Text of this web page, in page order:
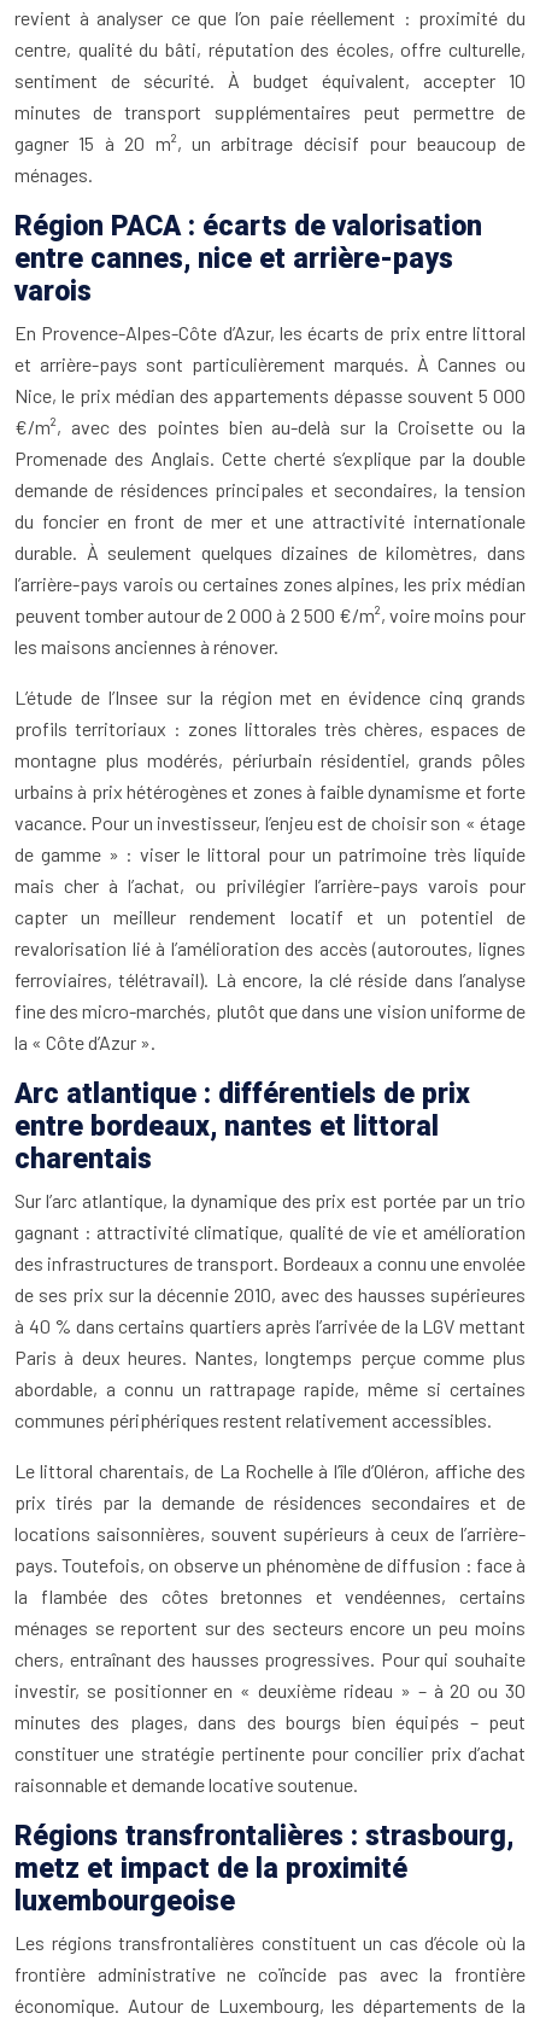
revient à analyser ce que l’on paie réellement : proximité du
centre, qualité du bâti, réputation des écoles, offre culturelle,
sentiment de sécurité. À budget équivalent, accepter 10
minutes de transport supplémentaires peut permettre de
gagner 15 à 20 m², un arbitrage décisif pour beaucoup de
ménages.
Région PACA : écarts de valorisation
entre cannes, nice et arrière-pays
varois
En Provence-Alpes-Côte d’Azur, les écarts de prix entre littoral
et arrière-pays sont particulièrement marqués. À Cannes ou
Nice, le prix médian des appartements dépasse souvent 5 000
€/m², avec des pointes bien au-delà sur la Croisette ou la
Promenade des Anglais. Cette cherté s’explique par la double
demande de résidences principales et secondaires, la tension
du foncier en front de mer et une attractivité internationale
durable. À seulement quelques dizaines de kilomètres, dans
l’arrière-pays varois ou certaines zones alpines, les prix médian
peuvent tomber autour de 2 000 à 2 500 €/m², voire moins pour
les maisons anciennes à rénover.
L’étude de l’Insee sur la région met en évidence cinq grands
profils territoriaux : zones littorales très chères, espaces de
montagne plus modérés, périurbain résidentiel, grands pôles
urbains à prix hétérogènes et zones à faible dynamisme et forte
vacance. Pour un investisseur, l’enjeu est de choisir son « étage
de gamme » : viser le littoral pour un patrimoine très liquide
mais cher à l’achat, ou privilégier l’arrière-pays varois pour
capter un meilleur rendement locatif et un potentiel de
revalorisation lié à l’amélioration des accès (autoroutes, lignes
ferroviaires, télétravail). Là encore, la clé réside dans l’analyse
fine des micro-marchés, plutôt que dans une vision uniforme de
la « Côte d’Azur ».
Arc atlantique : différentiels de prix
entre bordeaux, nantes et littoral
charentais
Sur l’arc atlantique, la dynamique des prix est portée par un trio
gagnant : attractivité climatique, qualité de vie et amélioration
des infrastructures de transport. Bordeaux a connu une envolée
de ses prix sur la décennie 2010, avec des hausses supérieures
à 40 % dans certains quartiers après l’arrivée de la LGV mettant
Paris à deux heures. Nantes, longtemps perçue comme plus
abordable, a connu un rattrapage rapide, même si certaines
communes périphériques restent relativement accessibles.
Le littoral charentais, de La Rochelle à l’île d’Oléron, affiche des
prix tirés par la demande de résidences secondaires et de
locations saisonnières, souvent supérieurs à ceux de l’arrière-
pays. Toutefois, on observe un phénomène de diffusion : face à
la flambée des côtes bretonnes et vendéennes, certains
ménages se reportent sur des secteurs encore un peu moins
chers, entraînant des hausses progressives. Pour qui souhaite
investir, se positionner en « deuxième rideau » – à 20 ou 30
minutes des plages, dans des bourgs bien équipés – peut
constituer une stratégie pertinente pour concilier prix d’achat
raisonnable et demande locative soutenue.
Régions transfrontalières : strasbourg,
metz et impact de la proximité
luxembourgeoise
Les régions transfrontalières constituent un cas d’école où la
frontière administrative ne coïncide pas avec la frontière
économique. Autour de Luxembourg, les départements de la